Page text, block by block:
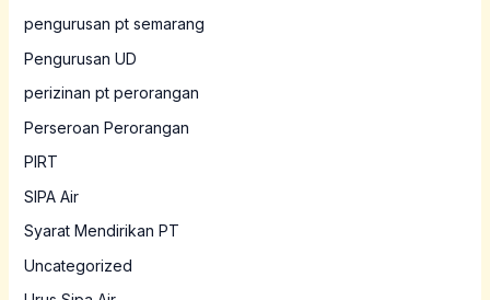
pengurusan pt semarang
Pengurusan UD
perizinan pt perorangan
Perseroan Perorangan
PIRT
SIPA Air
Syarat Mendirikan PT
Uncategorized